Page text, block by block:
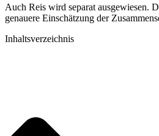
Auch Reis wird separat ausgewiesen.
genauere Einschätzung der
Inhaltsverzeichnis​